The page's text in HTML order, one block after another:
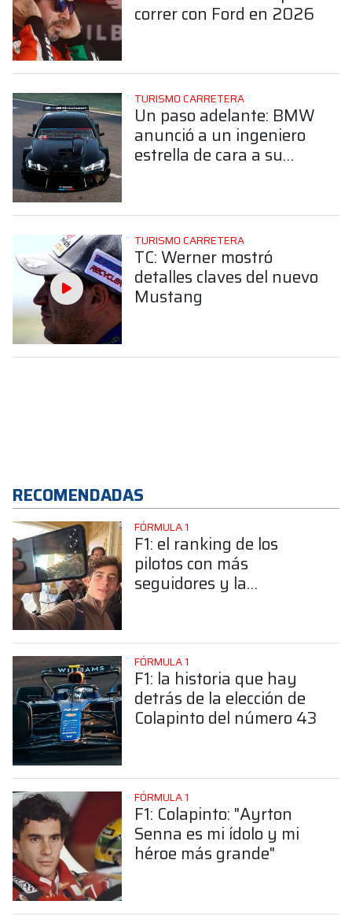
correr con Ford en 2026
TURISMO CARRETERA
Un paso adelante: BMW
anunció a un ingeniero
estrella de cara a su
TURISMO CARRETERA
TC: Werner mostró
detalles claves del nuevo
Mustang
RECOMENDADAS
FÓRMULA 1
F1: el ranking de los
pilotos con más
seguidores y la
FÓRMULA 1
F1: la historia que hay
detrás de la elección de
Colapinto del número 43
FÓRMULA 1
F1: Colapinto: "Ayrton
Senna es mi ídolo y mi
héroe más grande"